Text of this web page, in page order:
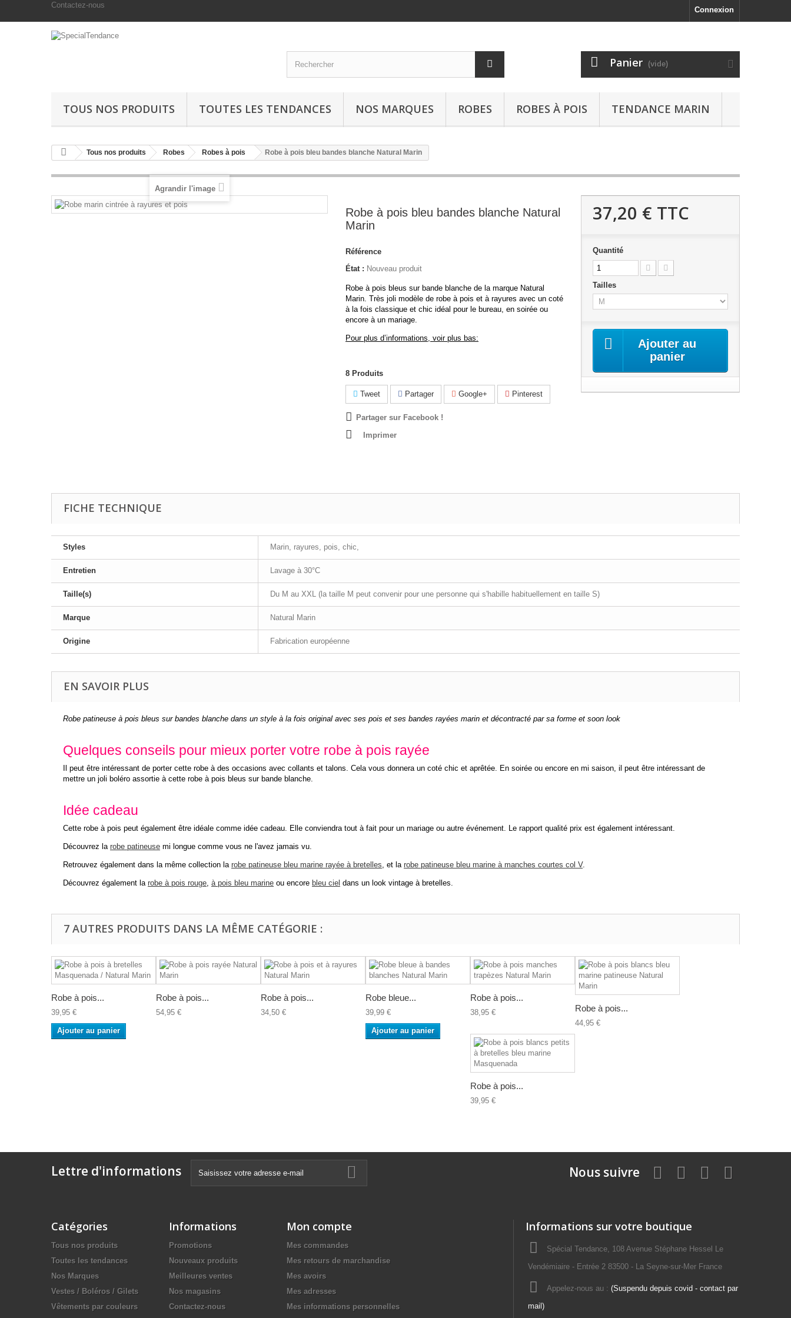
Connexion
Contactez-nous
Panier (vide)
TOUS NOS PRODUITS TOUTES LES TENDANCES NOS MARQUES ROBES ROBES À POIS TENDANCE MARIN
Tous nos produits Robes Robes à pois Robe à pois bleu bandes blanche Natural Marin
Agrandir l'image
Robe à pois bleu bandes blanche Natural
Marin
Référence
État : Nouveau produit
Robe à pois bleus sur bande blanche de la marque Natural
Marin. Très joli modèle de robe à pois et à rayures avec un coté
à la fois classique et chic idéal pour le bureau, en soirée ou
encore à un mariage.
Pour plus d’informations, voir plus bas:
8 Produits
Tweet Partager Google+ Pinterest
Partager sur Facebook !
Imprimer
37,20 € TTC
Quantité
Tailles
Ajouter au
panier
FICHE TECHNIQUE
Styles Marin, rayures, pois, chic,
Entretien Lavage à 30°C
Taille(s) Du M au XXL (la taille M peut convenir pour une personne qui s'habille habituellement en taille S)
Marque Natural Marin
Origine Fabrication européenne
EN SAVOIR PLUS
Robe patineuse à pois bleus sur bandes blanche dans un style à la fois original avec ses pois et ses bandes rayées marin et décontracté par sa forme et soon look
Quelques conseils pour mieux porter votre robe à pois rayée
Il peut être intéressant de porter cette robe à des occasions avec collants et talons. Cela vous donnera un coté chic et aprêtée. En soirée ou encore en mi saison, il peut être intéressant de
mettre un joli boléro assortie à cette robe à pois bleus sur bande blanche.
Idée cadeau
Cette robe à pois peut également être idéale comme idée cadeau. Elle conviendra tout à fait pour un mariage ou autre événement. Le rapport qualité prix est également intéressant.
Découvrez la robe patineuse mi longue comme vous ne l'avez jamais vu.
Retrouvez également dans la même collection la robe patineuse bleu marine rayée à bretelles, et la robe patineuse bleu marine à manches courtes col V.
Découvrez également la robe à pois rouge, à pois bleu marine ou encore bleu ciel dans un look vintage à bretelles.
7 AUTRES PRODUITS DANS LA MÊME CATÉGORIE :
Robe à pois...
39,95 €
Ajouter au panier
Robe à pois...
54,95 €
Robe à pois...
34,50 €
Robe bleue...
39,99 €
Ajouter au panier
Robe à pois...
38,95 € Robe à pois...
44,95 €
Robe à pois...
39,95 €
Lettre d'informations Nous suivre
Catégories
Tous nos produits
Toutes les tendances
Nos Marques
Vestes / Boléros / Gilets
Vêtements par couleurs
Informations
Promotions
Nouveaux produits
Meilleures ventes
Nos magasins
Contactez-nous
Mon compte
Mes commandes
Mes retours de marchandise
Mes avoirs
Mes adresses
Mes informations personnelles
Informations sur votre boutique
Spécial Tendance, 108 Avenue Stéphane Hessel Le
Vendémiaire - Entrée 2 83500 - La Seyne-sur-Mer France
Appelez-nous au : (Suspendu depuis covid - contact par
mail)